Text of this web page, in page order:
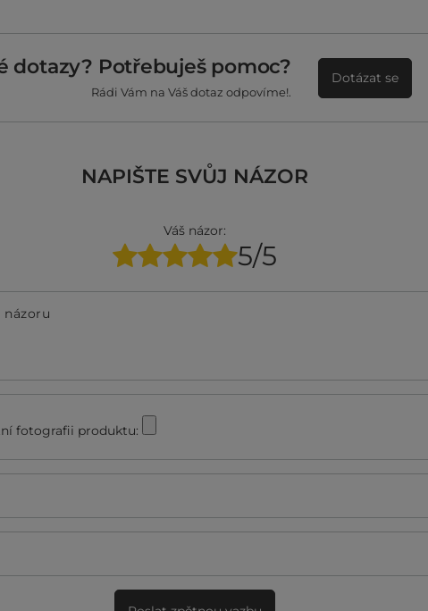
dotazy? Potřebuješ pomoc?
Rádi Vám na Váš dotaz odpovíme!.
Dotázat se
NAPIŠTE SVŮJ NÁZOR
Váš názor:
5/5
názoru
fotografii produktu: